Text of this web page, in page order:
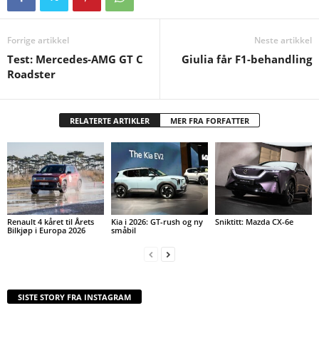
Forrige artikkel
Test: Mercedes-AMG GT C
Roadster
Neste artikkel
Giulia får F1-behandling
RELATERTE ARTIKLER MER FRA FORFATTER
Renault 4 kåret til Årets
Bilkjøp i Europa 2026
Kia i 2026: GT-rush og ny
småbil
Sniktitt: Mazda CX-6e
SISTE STORY FRA INSTAGRAM